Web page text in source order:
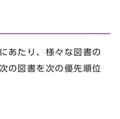
あたり、様々な図書の
の図書を次の優先順位